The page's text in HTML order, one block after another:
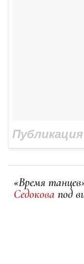
«Время
Седокова под